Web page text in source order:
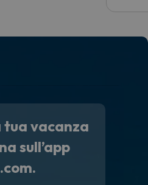
tua vacanza
sull’app